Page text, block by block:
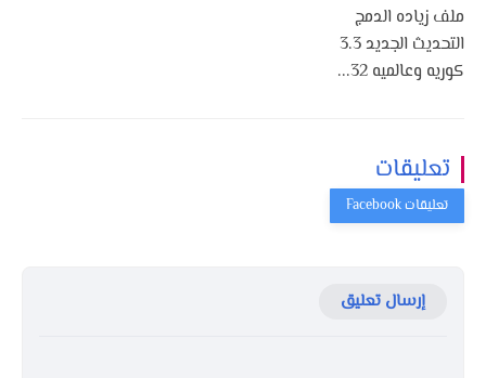
ملف زياده الدمج
التحديث الجديد 3.3
كوريه وعالميه 32...
تعليقات
إرسال تعليق